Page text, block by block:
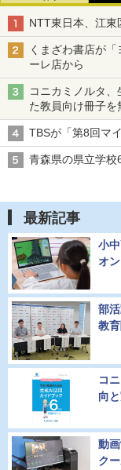
NTT東日本、江東
くまざわ書店が
ーレ店から
コニカミノルタ
た教員向け冊子を
TBSが「第8回マ
青森県の県立学
最新記事
小
オ
部
教
コ
向
動
ク